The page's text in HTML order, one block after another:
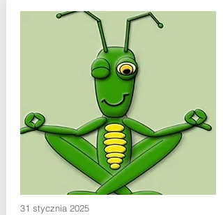
31 stycznia 2025